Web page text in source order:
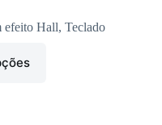
efeito Hall,Teclado